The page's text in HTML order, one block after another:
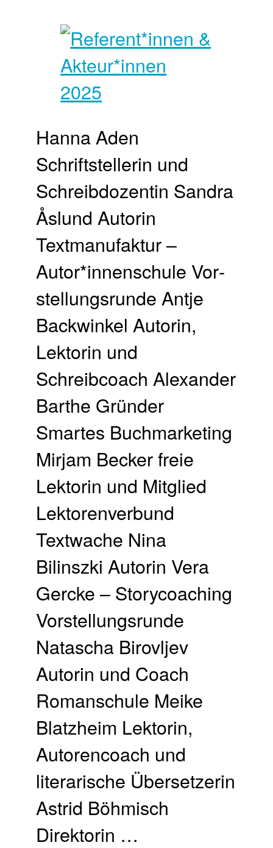
Hanna Aden
Schriftstellerin und
Schreibdozentin Sandra
Åslund Autorin
Textmanufaktur –
Autor*innenschule Vor­
stellungs­runde Antje
Backwinkel Autorin,
Lektorin und
Schreibcoach Alexander
Barthe Gründer
Smartes Buchmarketing
Mirjam Becker freie
Lektorin und Mitglied
Lektorenverbund
Textwache Nina
Bilinszki Autorin Vera
Gercke – Storycoaching
Vorstellungsrunde
Natascha Birovljev
Autorin und Coach
Romanschule Meike
Blatzheim Lektorin,
Autorencoach und
literarische Übersetzerin
Astrid Böhmisch
Direktorin …